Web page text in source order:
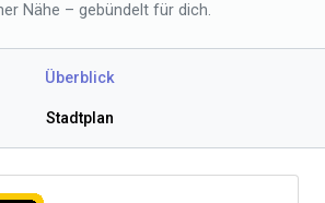
Nähe – gebündelt für dich.
Überblick
Stadtplan